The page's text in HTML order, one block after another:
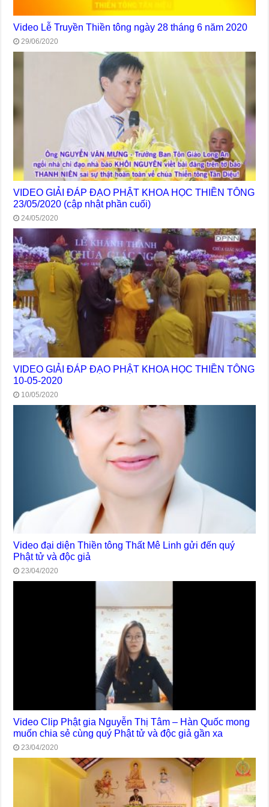
Video Lễ Truyền Thiền tông ngày 28 tháng 6 năm 2020
29/06/2020
VIDEO GIẢI ĐÁP ĐẠO PHẬT KHOA HỌC THIỀN TÔNG
23/05/2020 (cập nhật phần cuối)
24/05/2020
VIDEO GIẢI ĐÁP ĐẠO PHẬT KHOA HỌC THIỀN TÔNG
10-05-2020
10/05/2020
Video đại diện Thiền tông Thất Mê Linh gửi đến quý
Phật tử và độc giả
23/04/2020
Video Clip Phật gia Nguyễn Thị Tâm – Hàn Quốc mong
muốn chia sẻ cùng quý Phật tử và độc giả gần xa
23/04/2020